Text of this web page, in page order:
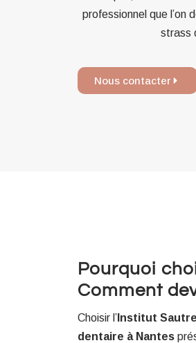
professionnel que l’on
strass
Nous contacter
Pourquoi
Comment
Choisir l’ Institut
dentaire à Nantes